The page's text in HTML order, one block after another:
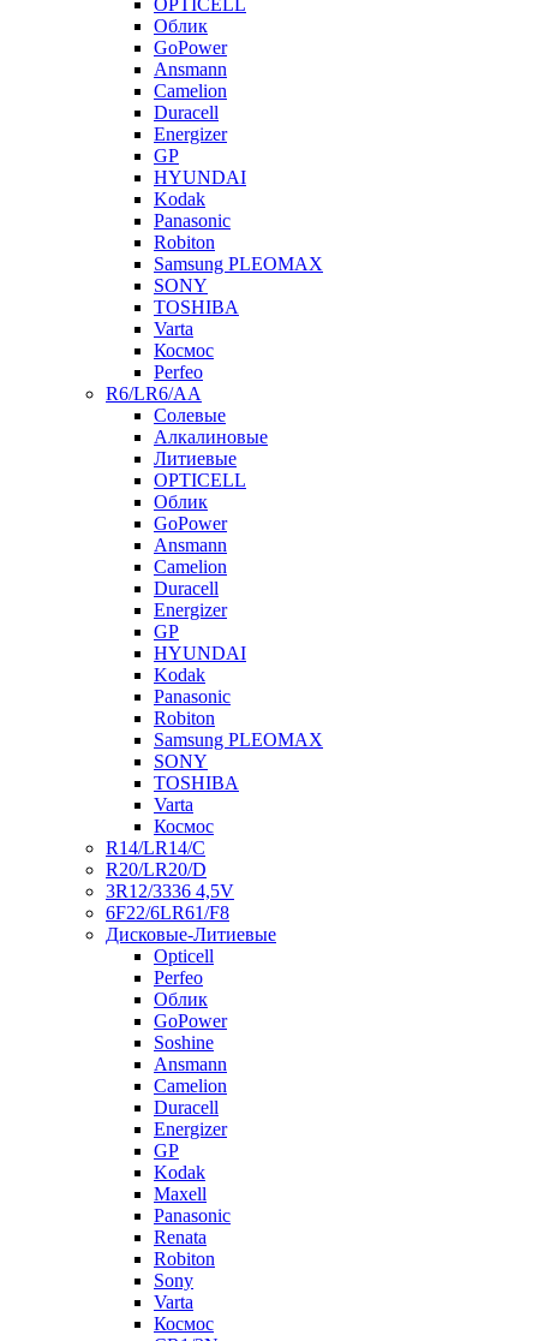
OPTICELL
Облик
GoPower
Ansmann
Camelion
Duracell
Energizer
GP
HYUNDAI
Kodak
Panasonic
Robiton
Samsung PLEOMAX
SONY
TOSHIBA
Varta
Космос
Perfeo
R6/LR6/AA
Солевые
Алкалиновые
Литиевые
OPTICELL
Облик
GoPower
Ansmann
Camelion
Duracell
Energizer
GP
HYUNDAI
Kodak
Panasonic
Robiton
Samsung PLEOMAX
SONY
TOSHIBA
Varta
Космос
R14/LR14/C
R20/LR20/D
3R12/3336 4,5V
6F22/6LR61/F8
Дисковые-Литиевые
Opticell
Perfeo
Облик
GoPower
Soshine
Ansmann
Camelion
Duracell
Energizer
GP
Kodak
Maxell
Panasonic
Renata
Robiton
Sony
Varta
Космос